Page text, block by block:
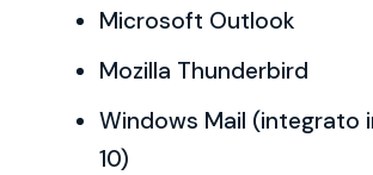
Microsoft Outlook
Mozilla Thunderbird
Windows Mail (integrato
10)